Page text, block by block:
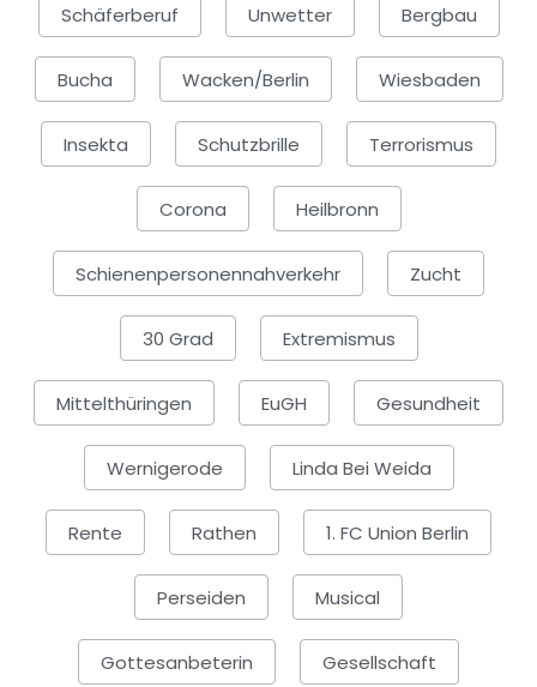
Schäferberuf Unwetter Bergbau
Bucha Wacken/Berlin Wiesbaden
Insekta Schutzbrille Terrorismus
Corona Heilbronn
Schienenpersonennahverkehr Zucht
30 Grad Extremismus
Mittelthüringen EuGH Gesundheit
Wernigerode Linda Bei Weida
Rente Rathen 1. FC Union Berlin
Perseiden Musical
Gottesanbeterin Gesellschaft